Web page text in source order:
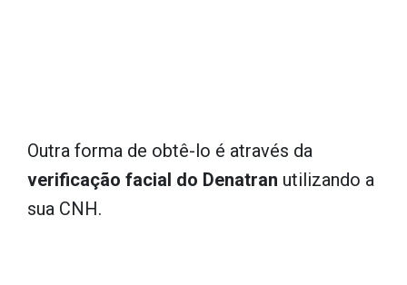
Outra forma de obtê-lo é através da
verificação facial do Denatran utilizando a
sua CNH.